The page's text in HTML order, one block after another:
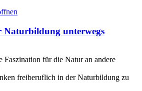
Naturbildung unterwegs
Faszination für die Natur an andere
freiberuflich in der Naturbildung zu